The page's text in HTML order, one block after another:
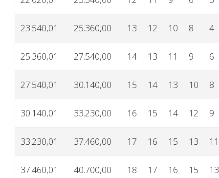
23.540,01 25.360,00 13 12 10 8 4
25.360,01 27.540,00 14 13 11 9 6
27.540,01 30.140,00 15 14 13 10 8
30.140,01 33.230,00 16 15 14 12 9
33.230,01 37.460,00 17 16 15 13 11
37.460,01 40.700,00 18 17 16 15 13